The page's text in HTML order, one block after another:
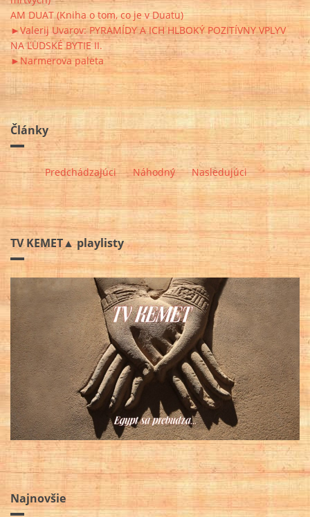
AM DUAT (Kniha o tom, co je v Duatu)
►Valerij Uvarov: PYRAMÍDY A ICH HLBOKÝ POZITÍVNY VPLYV
NA ĽUDSKÉ BYTIE II.
►Narmerova paleta
Články
Predchádzajúci Náhodný Nasledujúci
TV KEMET▲ playlisty
Najnovšie